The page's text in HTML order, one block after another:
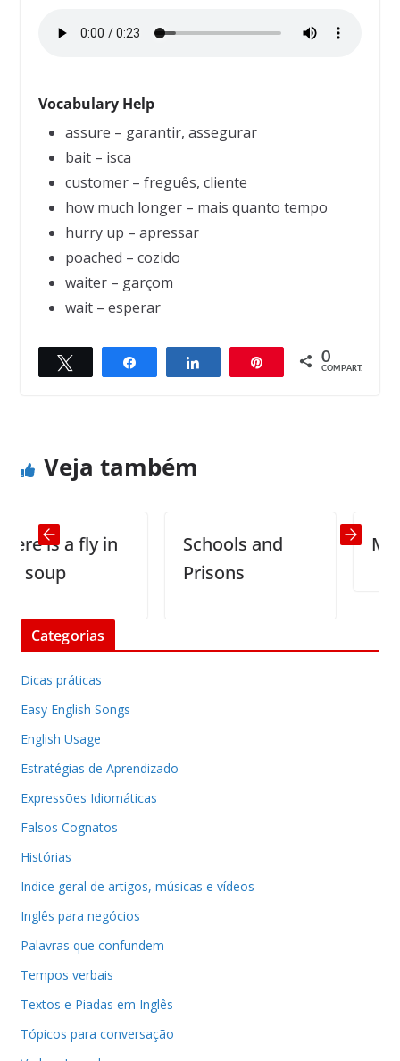
Vocabulary Help
assure – garantir, assegurar
bait – isca
customer – freguês, cliente
how much longer – mais quanto tempo
hurry up – apressar
poached – cozido
waiter – garçom
wait – esperar
Compartilhar Compartilhar 0
COMPART.
← Previous
Next →
Veja também
is a fly in
Schools and
Prisons
Music
Categorias
Dicas práticas
Easy English Songs
English Usage
Estratégias de Aprendizado
Expressões Idiomáticas
Falsos Cognatos
Histórias
Indice geral de artigos, músicas e vídeos
Inglês para negócios
Palavras que confundem
Tempos verbais
Textos e Piadas em Inglês
Tópicos para conversação